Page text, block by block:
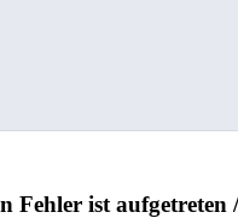
Fehler ist aufgetreten